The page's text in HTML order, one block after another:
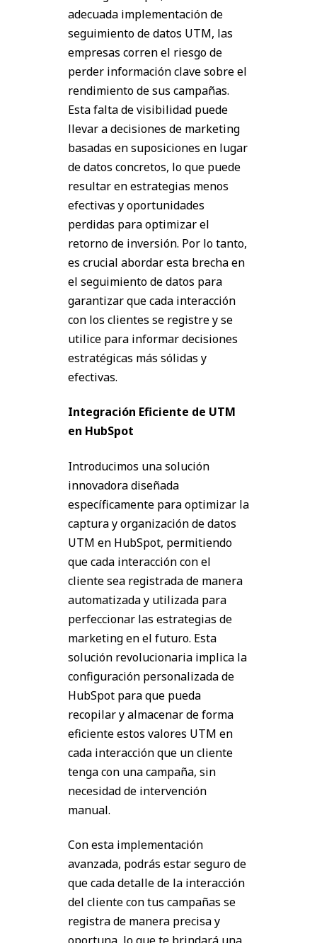
adecuada implementación de
seguimiento de datos UTM, las
empresas corren el riesgo de
perder información clave sobre el
rendimiento de sus campañas.
Esta falta de visibilidad puede
llevar a decisiones de marketing
basadas en suposiciones en lugar
de datos concretos, lo que puede
resultar en estrategias menos
efectivas y oportunidades
perdidas para optimizar el
retorno de inversión. Por lo tanto,
es crucial abordar esta brecha en
el seguimiento de datos para
garantizar que cada interacción
con los clientes se registre y se
utilice para informar decisiones
estratégicas más sólidas y
efectivas.
Integración Eficiente de UTM
en HubSpot
Introducimos una solución
innovadora diseñada
específicamente para optimizar la
captura y organización de datos
UTM en HubSpot, permitiendo
que cada interacción con el
cliente sea registrada de manera
automatizada y utilizada para
perfeccionar las estrategias de
marketing en el futuro. Esta
solución revolucionaria implica la
configuración personalizada de
HubSpot para que pueda
recopilar y almacenar de forma
eficiente estos valores UTM en
cada interacción que un cliente
tenga con una campaña, sin
necesidad de intervención
manual.
Con esta implementación
avanzada, podrás estar seguro de
que cada detalle de la interacción
del cliente con tus campañas se
registra de manera precisa y